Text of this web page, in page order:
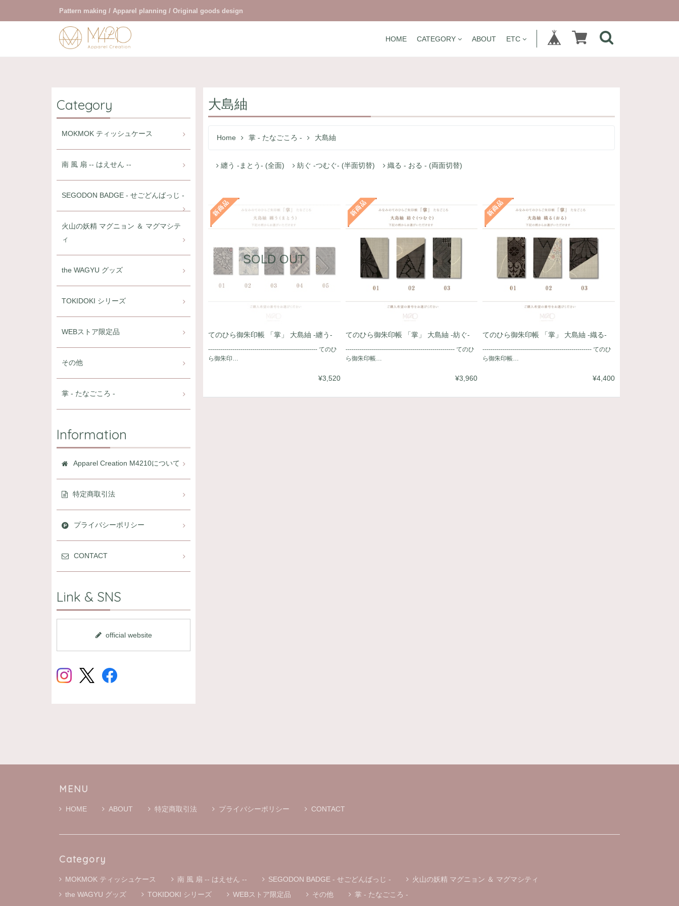
Pattern making / Apparel planning / Original goods design
HOME CATEGORY ABOUT ETC
大島紬
Home 掌 - たなごころ - 大島紬
纏う -まとう- (全面) 紡ぐ -つむぐ- (半面切替) 織る - おる - (両面切替)
SOLD OUT
てのひら御朱印帳 「掌」 大島紬 -纏う-
------------------------------------------------------ てのひ
ら御朱印…
¥3,520
てのひら御朱印帳 「掌」 大島紬 -紡ぐ-
------------------------------------------------------ てのひ
ら御朱印帳…
¥3,960
てのひら御朱印帳 「掌」 大島紬 -織る-
------------------------------------------------------ てのひ
ら御朱印帳…
¥4,400
Category
MOKMOK ティッシュケース
南 風 扇 -- はえせん --
SEGODON BADGE - せごどんばっじ -
火山の妖精 マグニョン ＆ マグマシテ
ィ
the WAGYU グッズ
TOKIDOKI シリーズ
WEBストア限定品
その他
掌 - たなごころ -
Information
Apparel Creation M4210について
特定商取引法
プライバシーポリシー
CONTACT
Link & SNS
official website
MENU
HOME ABOUT 特定商取引法 プライバシーポリシー CONTACT
Category
MOKMOK ティッシュケース 南 風 扇 -- はえせん -- SEGODON BADGE - せごどんばっじ -
火山の妖精 マグニョン ＆ マグマシティ
the WAGYU グッズ
TOKIDOKI シリーズ WEBストア限定品 その他 掌 - たなごころ -